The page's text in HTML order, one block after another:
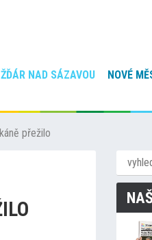
ŽĎÁR NAD SÁZAVOU NOVÉ
přežilo